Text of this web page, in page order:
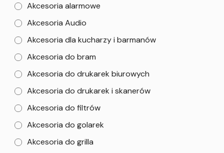
Akcesoria alarmowe
Akcesoria Audio
Akcesoria dla kucharzy i barmanów
Akcesoria do bram
Akcesoria do drukarek biurowych
Akcesoria do drukarek i skanerów
Akcesoria do filtrów
Akcesoria do golarek
Akcesoria do grilla